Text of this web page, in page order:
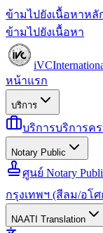
ข้ามไปยังเนื้อหาหลั
ข้ามไปยังเนื้อหา
iVC
หน้าแรก
บริการ
บริการบริการค
Notary Public
ศูนย์ Notary
กรุงเทพฯ (สีลม/อโศ
NAATI Translation